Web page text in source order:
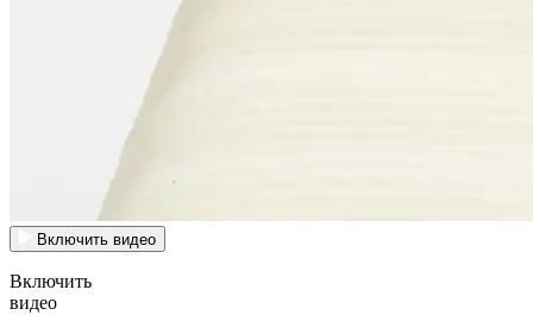
Включить видео
Включить
видео